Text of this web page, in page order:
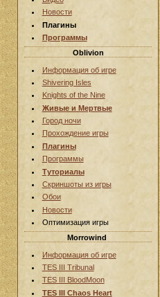
Новости
Плагины
Программы
Oblivion
Информация об игре
Shivering Isles
Knights of the Nine
Живые и Мертвые
Город ночи
Прохождение игры
Плагины
Программы
Туториалы
Скриншоты из игры
Обои
Новости
Оптимизация игры
Morrowind
Информация об игре
TES III Tribunal
TES III BloodMoon
TES III Chaos Heart